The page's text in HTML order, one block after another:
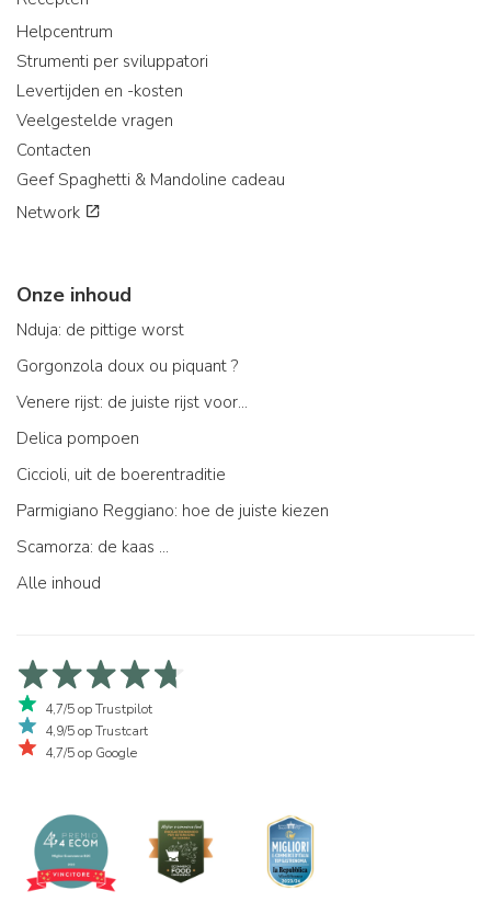
Helpcentrum
Strumenti per sviluppatori
Levertijden en -kosten
Veelgestelde vragen
Contacten
Geef Spaghetti & Mandoline cadeau
Network
Onze inhoud
Nduja: de pittige worst
Gorgonzola doux ou piquant ?
Venere rijst: de juiste rijst voor...
Delica pompoen
Ciccioli, uit de boerentraditie
Parmigiano Reggiano: hoe de juiste kiezen
Scamorza: de kaas ...
Alle inhoud
4,7/5 op Trustpilot
4,9/5 op Trustcart
4,7/5 op Google